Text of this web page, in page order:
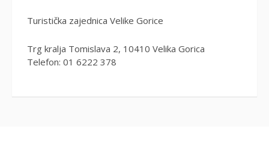
Turistička zajednica Velike Gorice
Trg kralja Tomislava 2, 10410 Velika Gorica
Telefon: 01 6222 378